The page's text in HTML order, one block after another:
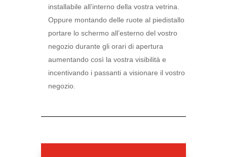
installabile all’interno della vostra vetrina.
Oppure montando delle ruote al piedistallo
portare lo schermo all’esterno del vostro
negozio durante gli orari di apertura
aumentando così la vostra visibilità e
incentivando i passanti a visionare il vostro
negozio.